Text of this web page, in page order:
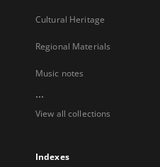
Cultural Heritage
Regional Materials
Music notes
...
View all collections
Indexes